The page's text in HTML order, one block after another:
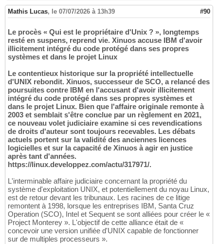
Mathis Lucas, le 07/07/2026 à 13h39 #90
Le procès « Qui est le propriétaire d'Unix ? », longtemps
resté en suspens, reprend vie. Xinuos accuse IBM d'avoir
illicitement intégré du code protégé dans ses propres
systèmes et dans le projet Linux
Le contentieux historique sur la propriété intellectuelle
d'UNIX rebondit. Xinuos, successeur de SCO, a relancé des
poursuites contre IBM en l'accusant d'avoir illicitement
intégré du code protégé dans ses propres systèmes et
dans le projet Linux. Bien que l'affaire originale remonte à
2003 et semblait s'être conclue par un règlement en 2021,
ce nouveau volet judiciaire examine si ces revendications
de droits d'auteur sont toujours recevables. Les débats
actuels portent sur la validité des anciennes licences
logicielles et sur la capacité de Xinuos à agir en justice
après tant d'années.
https://linux.developpez.com/actu/317971/.
L'interminable affaire judiciaire concernant la propriété du
système d'exploitation UNIX, et potentiellement du noyau Linux,
est de retour devant les tribunaux. Les racines de ce litige
remontent à 1998, lorsque les entreprises IBM, Santa Cruz
Operation (SCO), Intel et Sequent se sont alliées pour créer le «
Project Monterey ». L'objectif de cette alliance était de «
concevoir une version unifiée d'UNIX capable de fonctionner
sur de multiples processeurs ».